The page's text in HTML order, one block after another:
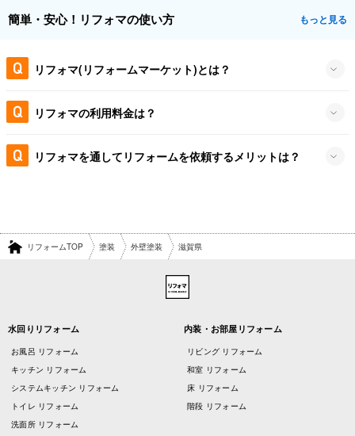
簡単・安心！リフォマの使い方 もっと見る
リフォマ(リフォームマーケット)とは？
リフォマの利用料金は？
リフォマを通してリフォームを依頼するメリットは？
リフォームTOP 塗装 外壁塗装 滋賀県
水回りリフォーム
お風呂 リフォーム
キッチン リフォーム
システムキッチン リフォーム
トイレ リフォーム
洗面所 リフォーム
内装・お部屋リフォーム
リビング リフォーム
和室 リフォーム
床 リフォーム
階段 リフォーム